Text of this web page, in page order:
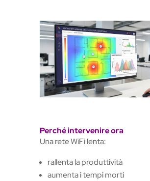
Perché intervenire ora
Una rete WiFi lenta:
rallenta la produttività
aumenta i tempi morti